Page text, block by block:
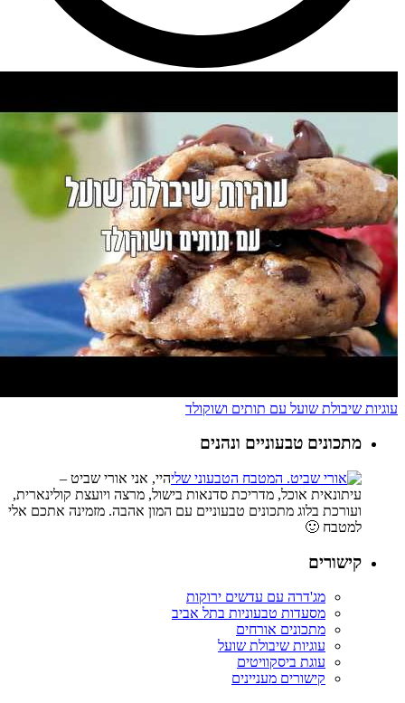
עוגיות שיבולת שועל עם תותים ושוקולד
מתכונים טבעוניים ונהנים
היי, אני אורי שביט –
עיתונאית אוכל, מדריכת סדנאות בישול, מרצה ויועצת קולינארית,
ועורכת בלוג מתכונים טבעוניים עם המון אהבה. מזמינה אתכם אלי
למטבח 🙂
קישורים
מג'דרה עם עדשים ירוקות
מסעדות טבעוניות בתל אביב
מתכונים אורחים
עוגיות שיבולת שועל
עוגת ביסקוויטים
קישורים מעניינים